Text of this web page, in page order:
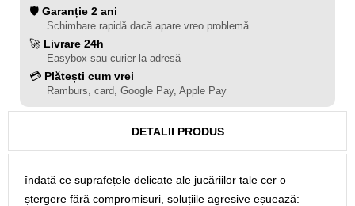
🛡️ Garanție 2 ani
Schimbare rapidă dacă apare vreo problemă
🚀 Livrare 24h
Easybox sau curier la adresă
💳 Plătești cum vrei
Ramburs, card, Google Pay, Apple Pay
DETALII PRODUS
îndată ce suprafețele delicate ale jucăriilor tale cer o
ștergere fără compromisuri, soluțiile agresive eșuează: